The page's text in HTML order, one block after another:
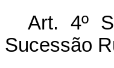
Art. 4º
Sucessão